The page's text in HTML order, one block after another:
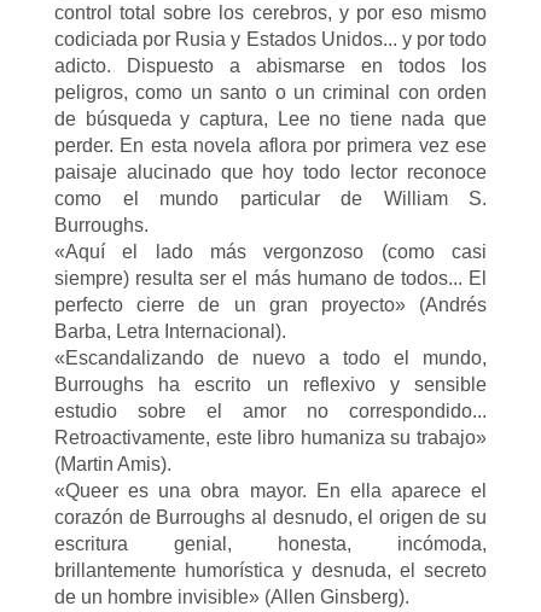
control total sobre los cerebros, y por eso mismo
codiciada por Rusia y Estados Unidos... y por todo
adicto. Dispuesto a abismarse en todos los
peligros, como un santo o un criminal con orden
de búsqueda y captura, Lee no tiene nada que
perder. En esta novela aflora por primera vez ese
paisaje alucinado que hoy todo lector reconoce
como el mundo particular de William S.
Burroughs.
«Aquí el lado más vergonzoso (como casi
siempre) resulta ser el más humano de todos... El
perfecto cierre de un gran proyecto» (Andrés
Barba, Letra Internacional).
«Escandalizando de nuevo a todo el mundo,
Burroughs ha escrito un reflexivo y sensible
estudio sobre el amor no correspondido...
Retroactivamente, este libro humaniza su trabajo»
(Martin Amis).
«Queer es una obra mayor. En ella aparece el
corazón de Burroughs al desnudo, el origen de su
escritura genial, honesta, incómoda,
brillantemente humorística y desnuda, el secreto
de un hombre invisible» (Allen Ginsberg).